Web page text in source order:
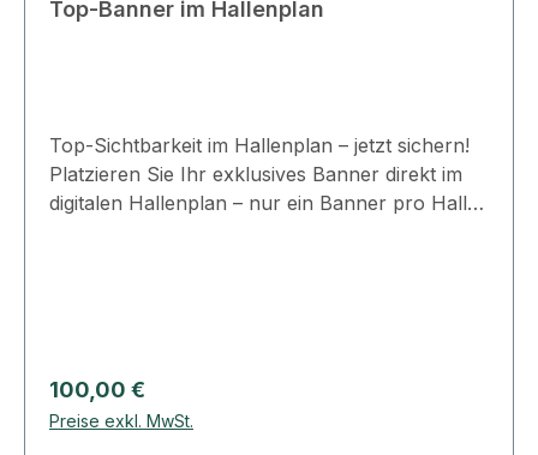
Top-Banner im Hallenplan
Top-Sichtbarkeit im Hallenplan – jetzt sichern!
Platzieren Sie Ihr exklusives Banner direkt im
digitalen Hallenplan – nur ein Banner pro Halle
der Daten der nächsten VeranstaltungZum
Hallenplan!
Regulärer Preis:
100,00 €
Preise exkl. MwSt.